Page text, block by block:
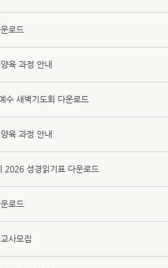
로드
육 과정 안내
수 새벽기도회 다운로드
육 과정 안내
2026 성경읽기표 다운로드
로드
사모집